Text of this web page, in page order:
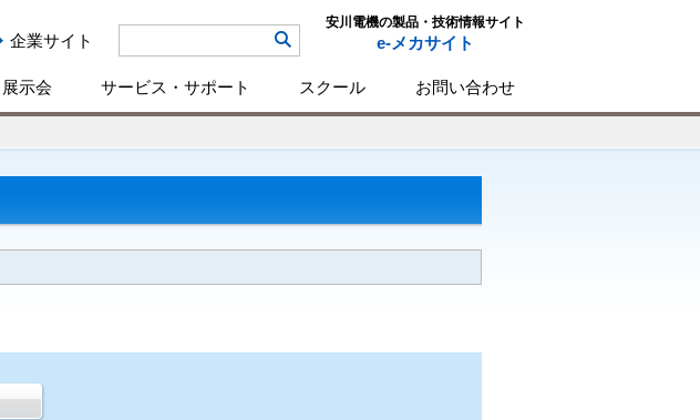
企業サイト
安川電機の製品・技術情報サイト
e-メカサイト
展示会 サービス・サポート スクール お問い合わせ